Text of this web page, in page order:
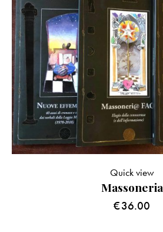
Massoneria
€36.00
Quick view